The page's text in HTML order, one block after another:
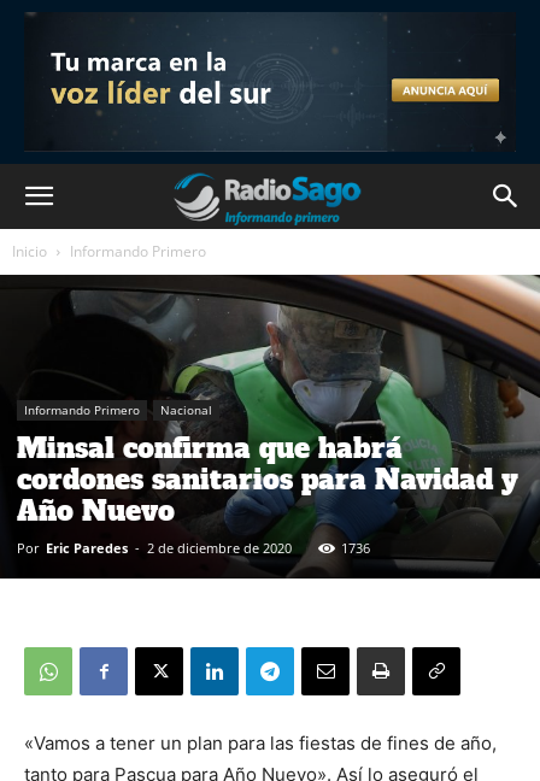
Inicio Informando Primero
Informando Primero Nacional
Minsal confirma que habrá
cordones sanitarios para Navidad y
Año Nuevo
Por Eric Paredes - 2 de diciembre de 2020 1736
«Vamos a tener un plan para las fiestas de fines de año,
tanto para Pascua para Año Nuevo». Así lo aseguró el